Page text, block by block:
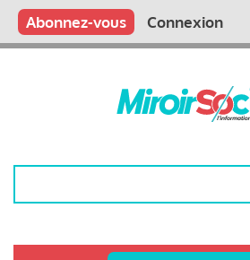
Aller
contenu
Main
Qui sommes nous ?
Vous publiez
Nous publions
Contactez-nous
Abonnez-vous Connexion